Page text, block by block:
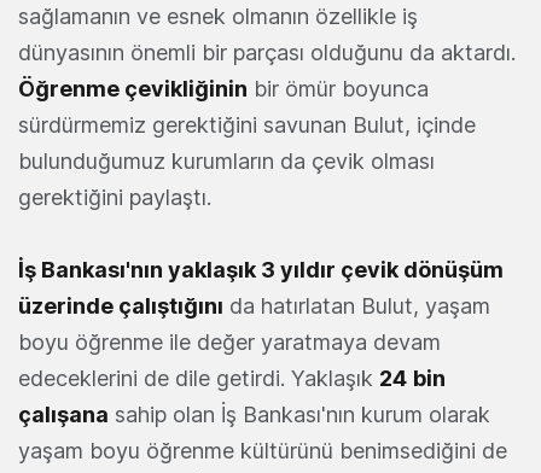
sağlamanın ve esnek olmanın özellikle iş
dünyasının önemli bir parçası olduğunu da aktardı.
Öğrenme çevikliğinin bir ömür boyunca
sürdürmemiz gerektiğini savunan Bulut, içinde
bulunduğumuz kurumların da çevik olması
gerektiğini paylaştı.
İş Bankası'nın yaklaşık 3 yıldır çevik dönüşüm
üzerinde çalıştığını da hatırlatan Bulut, yaşam
boyu öğrenme ile değer yaratmaya devam
edeceklerini de dile getirdi. Yaklaşık 24 bin
çalışana sahip olan İş Bankası'nın kurum olarak
yaşam boyu öğrenme kültürünü benimsediğini de